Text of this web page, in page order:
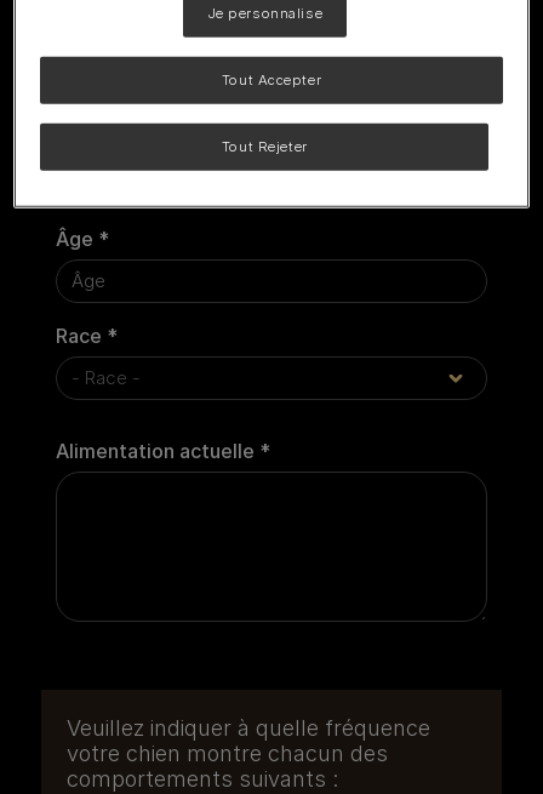
Nom de l’animal *
Âge *
Race *
Alimentation actuelle *
Veuillez indiquer à quelle fréquence
votre chien montre chacun des
comportements suivants :
Je personnalise
Tout Rejeter
Tout Accepter